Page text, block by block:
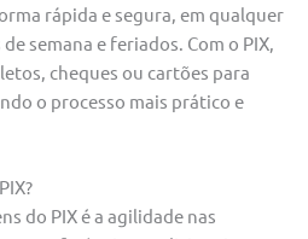
rápida e segura, em qualquer
semana e feriados. Com o PIX,
cheques ou cartões para
o processo mais prático e
do PIX é a agilidade nas